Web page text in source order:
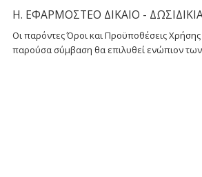
Η. ΕΦΑΡΜΟΣΤΕΟ ΔΙΚΑΙΟ -
Οι παρόντες Όροι και Προϋποθέσεις
παρούσα σύμβαση θα επιλυθεί ενώπιον